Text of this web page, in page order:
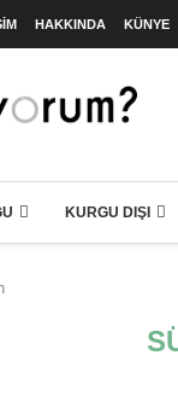
HAKKINDA KÜNYE
KURGU DIŞI